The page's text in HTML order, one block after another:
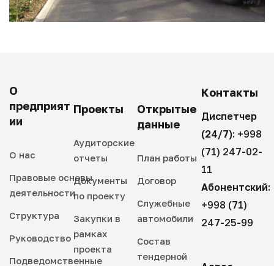
О
предприят
ии
О нас
Правовые основы
деятельности
Структура
Руководство
Подведомственные
Проекты
Аудиторские
отчеты
Документы
по проекту
Закупки в
рамках
проекта
Открытые
данные
План работы
Договор
Служебные
автомобили
Состав
тендерной
Контакты
Диспетчер
(24/7): +998
(71) 247-02-
11
Абонентский:
+998 (71)
247-25-99